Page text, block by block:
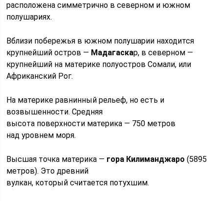
расположена симметрично в северном и южном
полушариях.
Вблизи побережья в южном полушарии находится
крупнейший остров — Мадагаскар, в северном —
крупнейший на материке полуостров Сомали, или
Африканский Рог.
На материке равнинный рельеф, но есть и
возвышенности. Средняя
высота поверхности материка — 750 метров
над уровнем моря.
Высшая точка материка — гора Килиманджаро (5895
метров). Это древний
вулкан, который считается потухшим.